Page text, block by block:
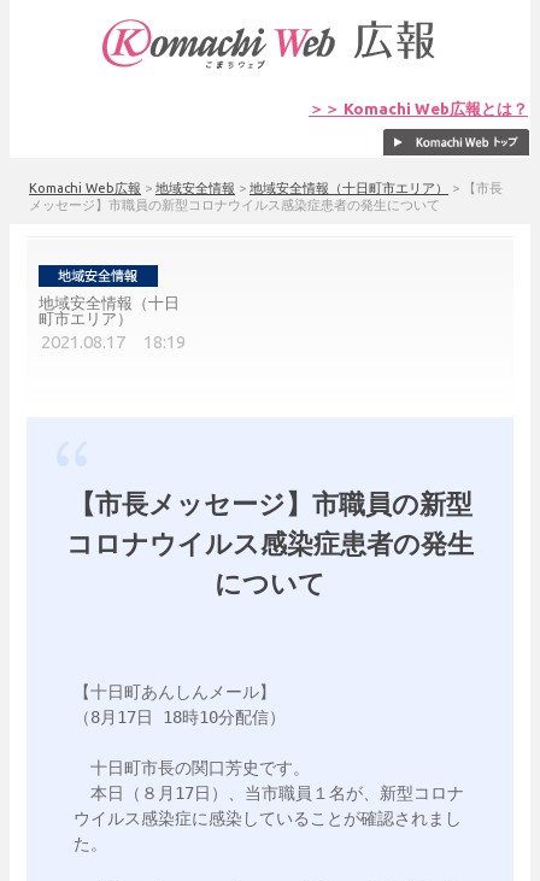
＞＞ Komachi Web広報とは？
Komachi Web広報 > 地域安全情報 > 地域安全情報（十日町市エリア） >
【市長
メッセージ】市職員の新型コロナウイルス感染症患者の発生について
地域安全情報（十日
町市エリア）
2021.08.17 18:19
【市長メッセージ】市職員の新型
コロナウイルス感染症患者の発生
について
【十日町あんしんメール】
（8月17日 18時10分配信）
十日町市長の関口芳史です。
本日（８月17日）、当市職員１名が、新型コロナ
ウイルス感染症に感染していることが確認されまし
た。